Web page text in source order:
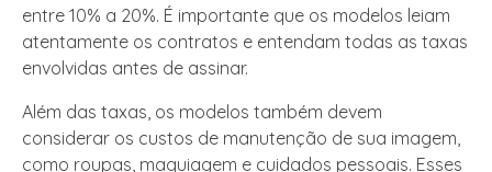
entre 10% a 20%. É importante que os modelos leiam
atentamente os contratos e entendam todas as taxas
envolvidas antes de assinar.
Além das taxas, os modelos também devem
considerar os custos de manutenção de sua imagem,
como roupas, maquiagem e cuidados pessoais. Esses